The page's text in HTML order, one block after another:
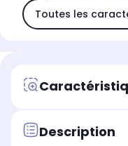
Toutes les
Description